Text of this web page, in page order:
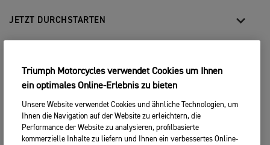
JETZT DURCHSTARTEN
BESITZER
FACEBOOKTWITTERYOUTUBE
Triumph Motorcycles verwendet Cookies um Ihnen
ein optimales Online-Erlebnis zu bieten
Unsere Website verwendet Cookies und ähnliche Technologien, um
Ihnen die Navigation auf der Website zu erleichtern, die
Performance der Website zu analysieren, profilbasierte
kommerzielle Inhalte zu liefern und Ihnen ein verbessertes Online-